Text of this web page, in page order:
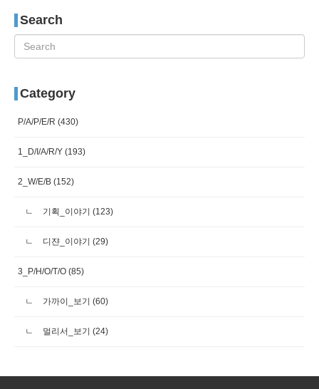
Search
Category
P/A/P/E/R (430)
1_D/I/A/R/Y (193)
2_W/E/B (152)
기획_이야기 (123)
디쟌_이야기 (29)
3_P/H/O/T/O (85)
가까이_보기 (60)
멀리서_보기 (24)